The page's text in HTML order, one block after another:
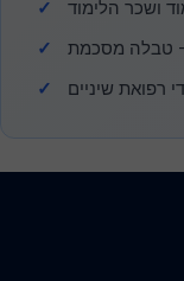
הלימוד
מסכמת
שיניים